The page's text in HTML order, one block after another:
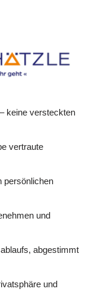
keine versteckten
vertraute
persönlichen
und
abgestimmt
und